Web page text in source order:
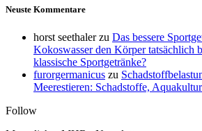
Neuste Kommentare
horst seethalerzu Das bessere
Kokoswasser den Körper tatsächlich
klassische Sportgetränke?
furorgermanicus zu
Meerestieren: Schadstoffe,
Follow